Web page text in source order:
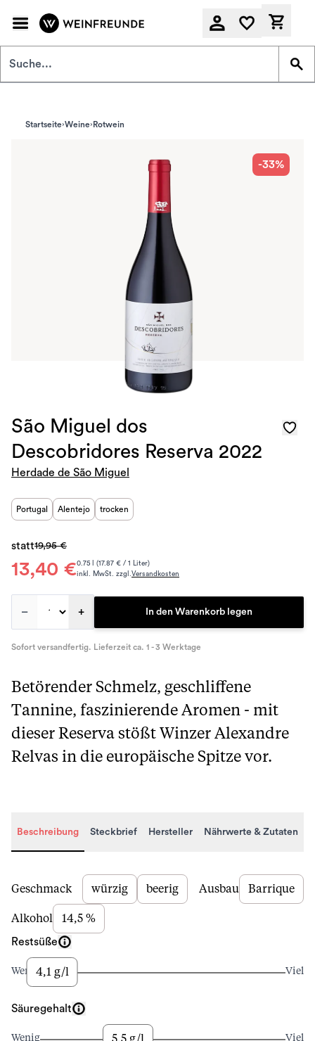
Startseite Weine Rotwein
-33%
São Miguel dos
Descobridores Reserva 2022
Herdade de São Miguel
Portugal Alentejo trocken
13,40 €
statt19,95 €
0.75 l (17.87 € / 1 Liter)
inkl. MwSt. zzgl.Versandkosten
– + In den Warenkorb legen
Sofort versandfertig. Lieferzeit ca. 1 - 3 Werktage
Betörender Schmelz, geschliffene
Tannine, faszinierende Aromen - mit
dieser Reserva stößt Winzer Alexandre
Relvas in die europäische Spitze vor.
Beschreibung Steckbrief Hersteller Nährwerte & Zutaten
Beschreibung
Geschmack würzig beerig Ausbau Barrique
Alkohol 14,5 %
Restsüße
Wenig4,1 g/l Viel
Säuregehalt
Wenig 5,5 g/l Viel